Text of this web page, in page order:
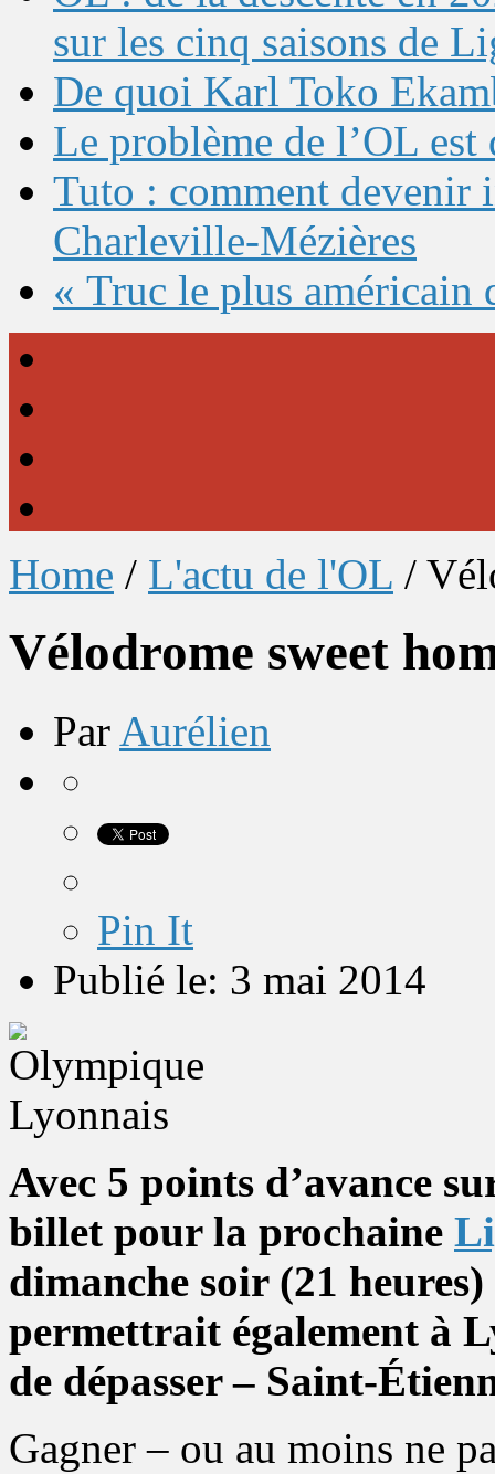
sur les cinq saisons de
De quoi Karl Toko
Le problème de l’OL
Tuto : comment devenir
Charleville-Mézières
« Truc le plus américain
Home / L'actu de l'OL /
Vélodrome sweet
Par Aurélien
Pin It
Publié le: 3 mai 2014
Avec 5 points d’avance
billet pour la prochaine
dimanche soir (21
permettrait également à
de dépasser – Saint-
Gagner – ou au moins ne